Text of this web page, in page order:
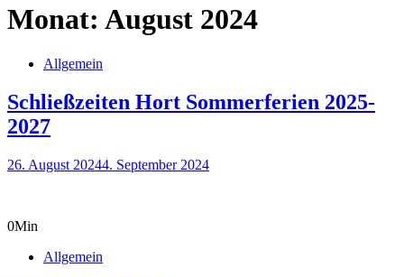
Monat: August 2024
Allgemein
Schließzeiten Hort Sommerferien 2025-
2027
26. August 20244. September 2024
0Min
Allgemein